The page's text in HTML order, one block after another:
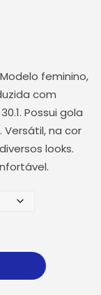
feminino,
com
Possui gola
Versátil, na cor
looks.